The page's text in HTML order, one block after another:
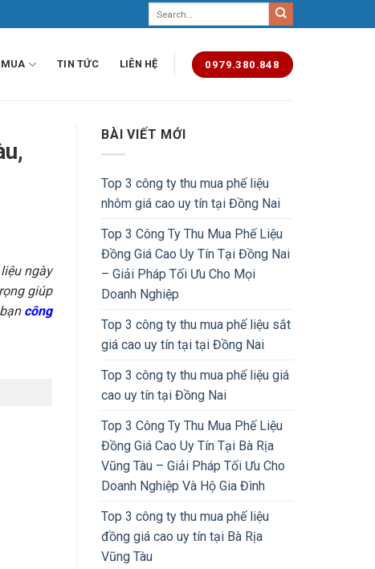
TIN TỨC LIÊN HỆ 0979.380.848
ngày
giúp
công
BÀI VIẾT MỚI
Top 3 công ty thu mua phế liệu
nhôm giá cao uy tín tại Đồng Nai
Top 3 Công Ty Thu Mua Phế Liệu
Đồng Giá Cao Uy Tín Tại Đồng Nai
– Giải Pháp Tối Ưu Cho Mọi
Doanh Nghiệp
Top 3 công ty thu mua phế liệu sắt
giá cao uy tín tại tại Đồng Nai
Top 3 công ty thu mua phế liệu giá
cao uy tín tại Đồng Nai
Top 3 Công Ty Thu Mua Phế Liệu
Đồng Giá Cao Uy Tín Tại Bà Rịa
Vũng Tàu – Giải Pháp Tối Ưu Cho
Doanh Nghiệp Và Hộ Gia Đình
Top 3 công ty thu mua phế liệu
đồng giá cao uy tín tại Bà Rịa
Vũng Tàu